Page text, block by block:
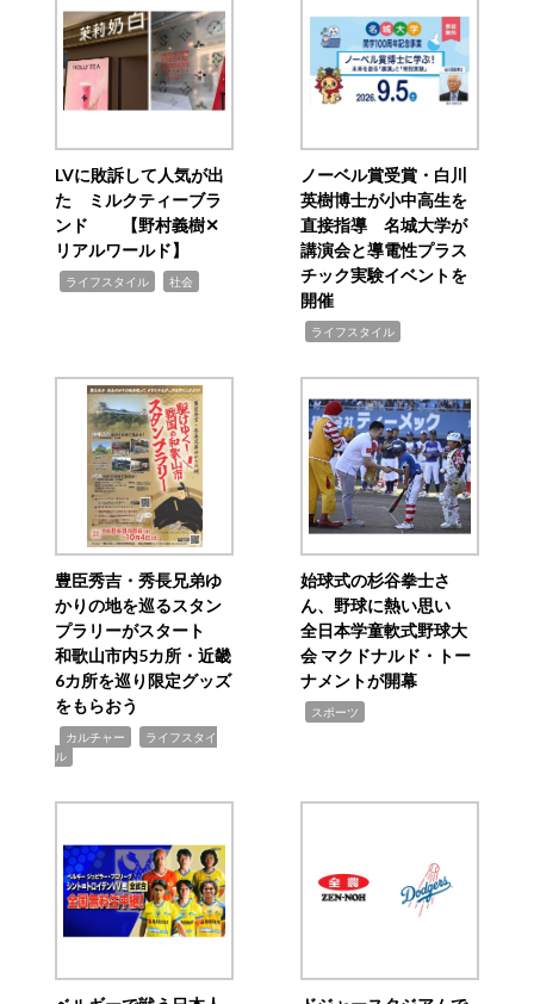
LVに敗訴して人気が出
た ミルクティーブラ
ンド 【野村義樹✕
リアルワールド】
ライフスタイル 社会
ノーベル賞受賞・白川
英樹博士が小中高生を
直接指導 名城大学が
講演会と導電性プラス
チック実験イベントを
開催
ライフスタイル
豊臣秀吉・秀長兄弟ゆ
かりの地を巡るスタン
プラリーがスタート
和歌山市内5カ所・近畿
6カ所を巡り限定グッズ
をもらおう
カルチャー
ライフスタイ
ル
始球式の杉谷拳士さ
ん、野球に熱い思い
全日本学童軟式野球大
会 マクドナルド・トー
ナメントが開幕
スポーツ